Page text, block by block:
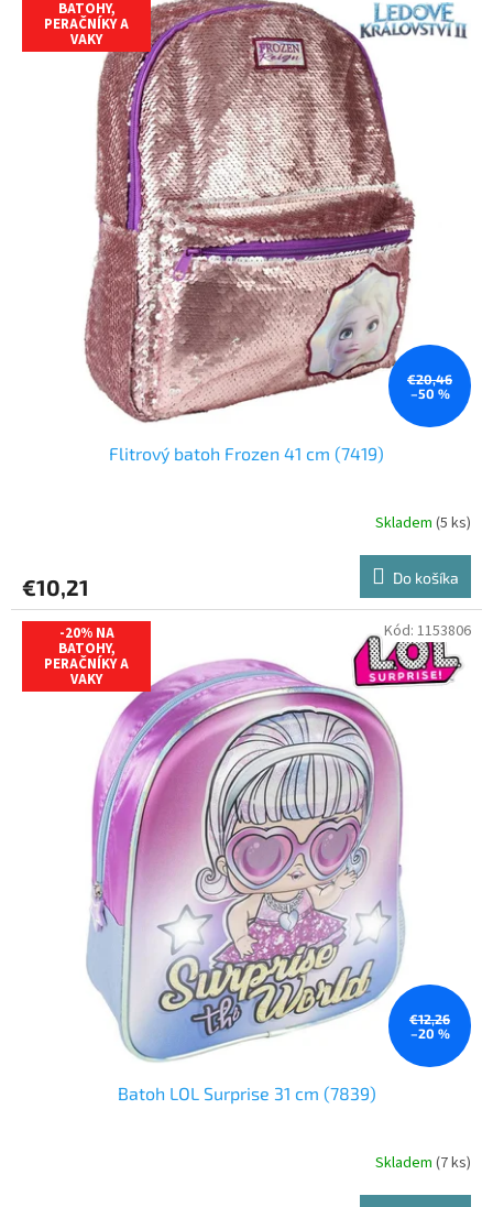
BATOHY,
PERAČNÍKY A
VAKY
€20,46
–50 %
Flitrový batoh Frozen 41 cm (7419)
Skladem (5 ks)
€10,21 Do košíka
-20% NA
BATOHY,
PERAČNÍKY A
VAKY
€12,26
–20 %
Batoh LOL Surprise 31 cm (7839)
Skladem (7 ks)
Kód: 1153806